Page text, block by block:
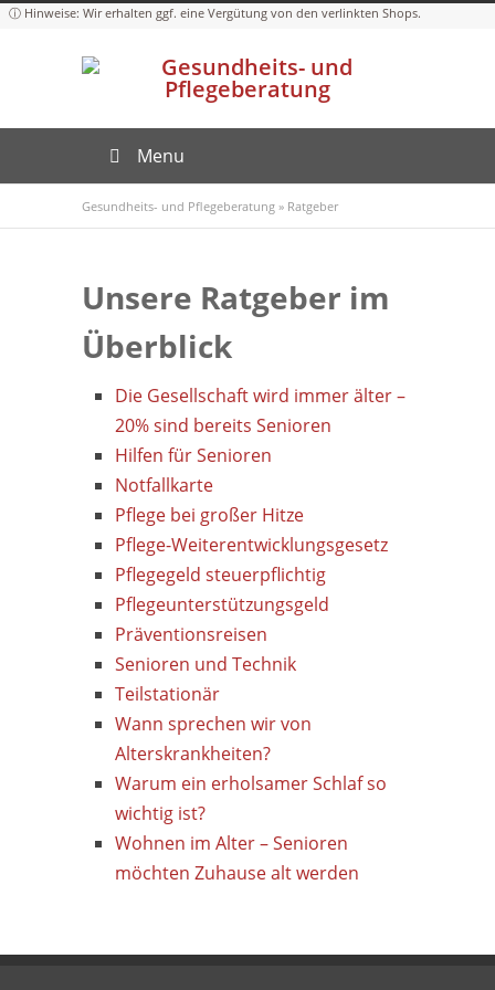
Menu
Gesundheits- und Pflegeberatung » Ratgeber
Unsere Ratgeber im
Überblick
Die Gesellschaft wird immer älter –
20% sind bereits Senioren
Hilfen für Senioren
Notfallkarte
Pflege bei großer Hitze
Pflege-Weiterentwicklungsgesetz
Pflegegeld steuerpflichtig
Pflegeunterstützungsgeld
Präventionsreisen
Senioren und Technik
Teilstationär
Wann sprechen wir von
Alterskrankheiten?
Warum ein erholsamer Schlaf so
wichtig ist?
Wohnen im Alter – Senioren
möchten Zuhause alt werden